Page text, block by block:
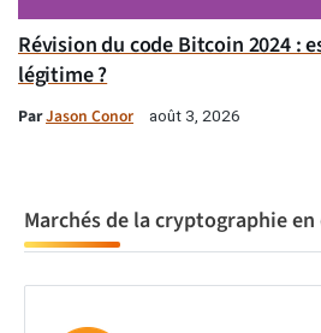
Révision du code Bitcoin 2024 :
légitime ?
ParJason Conor août 3, 2026
Marchés de la cryptographie